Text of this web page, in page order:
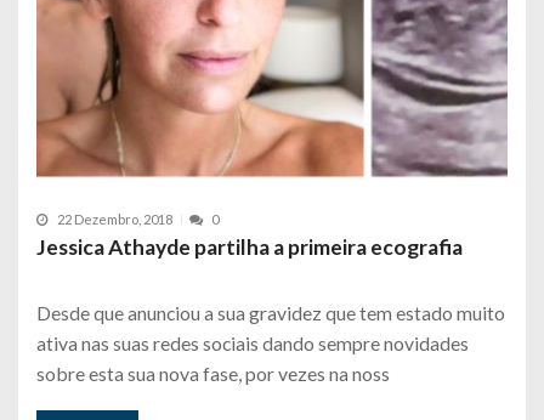
22 Dezembro, 2018 0
Jessica Athayde partilha a primeira ecografia
Desde que anunciou a sua gravidez que tem estado muito
ativa nas suas redes sociais dando sempre novidades
sobre esta sua nova fase, por vezes na noss